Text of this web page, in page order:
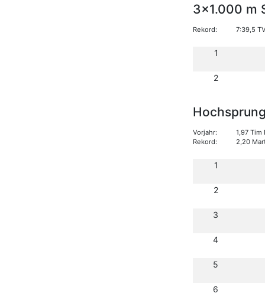
3x1.000 m
Rekord: 7:39,5
1
2
Vorjahr:
1,97 Tim
Rekord:
2,20
1
2
3
4
5
6